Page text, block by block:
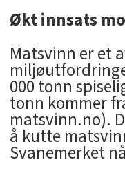
Økt innsats
Matsvinn er et
000 tonn
tonn kommer
matsvinn.no).
å kutte
Svanemerket